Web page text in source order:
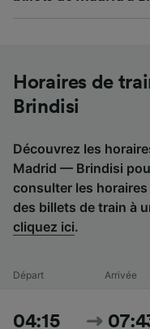
Horaires de
Brindisi
Découvrez les
Madrid — Brindisi
consulter les
des billets de train à
cliquez ici.
Départ Arrivée
04:15